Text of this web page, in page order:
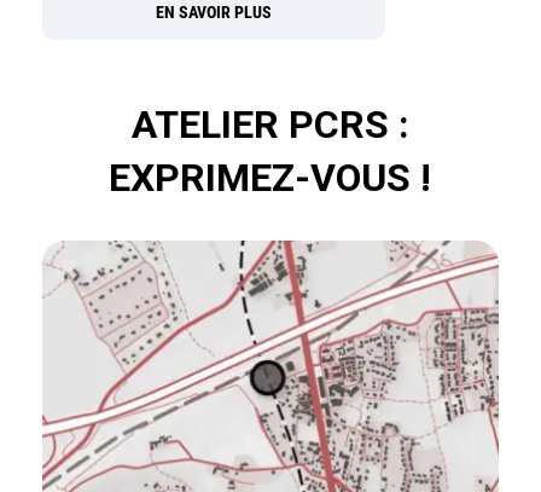
EN SAVOIR PLUS
ATELIER PCRS :
EXPRIMEZ-VOUS !